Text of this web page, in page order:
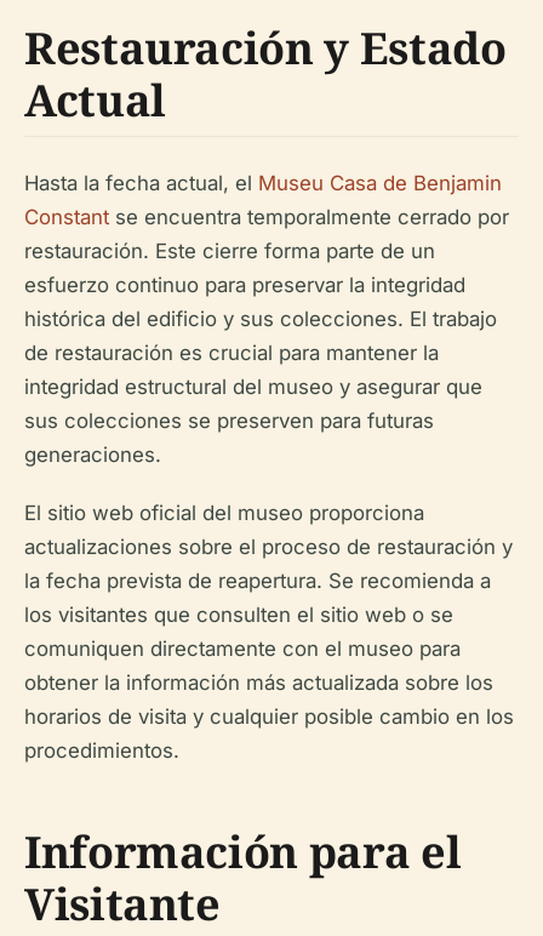
Restauración y Estado
Actual
Hasta la fecha actual, el Museu Casa de Benjamin
Constant se encuentra temporalmente cerrado por
restauración. Este cierre forma parte de un
esfuerzo continuo para preservar la integridad
histórica del edificio y sus colecciones. El trabajo
de restauración es crucial para mantener la
integridad estructural del museo y asegurar que
sus colecciones se preserven para futuras
generaciones.
El sitio web oficial del museo proporciona
actualizaciones sobre el proceso de restauración y
la fecha prevista de reapertura. Se recomienda a
los visitantes que consulten el sitio web o se
comuniquen directamente con el museo para
obtener la información más actualizada sobre los
horarios de visita y cualquier posible cambio en los
procedimientos.
Información para el
Visitante